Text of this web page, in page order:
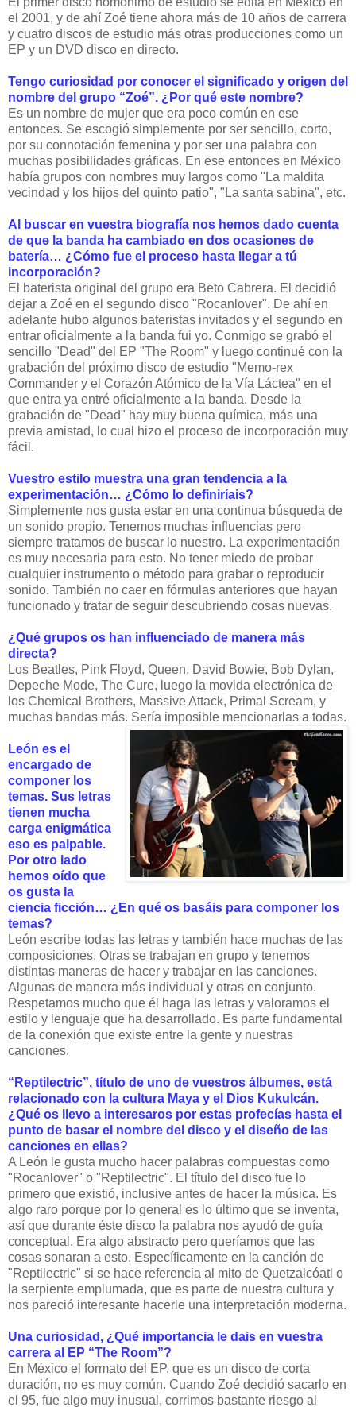
el 2001, y de ahí Zoé tiene ahora más de 10 años de carrera
y cuatro discos de estudio más otras producciones como un
EP y un DVD disco en directo.
Tengo curiosidad por conocer el significado y origen del
nombre del grupo “Zoé”. ¿Por qué este nombre?
Es un nombre de mujer que era poco común en ese
entonces. Se escogió simplemente por ser sencillo, corto,
por su connotación femenina y por ser una palabra con
muchas posibilidades gráficas. En ese entonces en México
había grupos con nombres muy largos como "La maldita
vecindad y los hijos del quinto patio", "La santa sabina", etc.
Al buscar en vuestra biografía nos hemos dado cuenta
de que la banda ha cambiado en dos ocasiones de
batería… ¿Cómo fue el proceso hasta llegar a tú
incorporación?
El baterista original del grupo era Beto Cabrera. El decidió
dejar a Zoé en el segundo disco "Rocanlover". De ahí en
adelante hubo algunos bateristas invitados y el segundo en
entrar oficialmente a la banda fui yo. Conmigo se grabó el
sencillo "Dead" del EP "The Room" y luego continué con la
grabación del próximo disco de estudio "Memo-rex
Commander y el Corazón Atómico de la Vía Láctea" en el
que entra ya entré oficialmente a la banda. Desde la
grabación de "Dead" hay muy buena química, más una
previa amistad, lo cual hizo el proceso de incorporación muy
fácil.
Vuestro estilo muestra una gran tendencia a la
experimentación… ¿Cómo lo definiríais?
Simplemente nos gusta estar en una continua búsqueda de
un sonido propio. Tenemos muchas influencias pero
siempre tratamos de buscar lo nuestro. La experimentación
es muy necesaria para esto. No tener miedo de probar
cualquier instrumento o método para grabar o reproducir
sonido. También no caer en fórmulas anteriores que hayan
funcionado y tratar de seguir descubriendo cosas nuevas.
¿Qué grupos os han influenciado de manera más
directa?
Los Beatles, Pink Floyd, Queen, David Bowie, Bob Dylan,
Depeche Mode, The Cure, luego la movida electrónica de
los Chemical Brothers, Massive Attack, Primal Scream, y
muchas bandas más. Sería imposible mencionarlas a todas.
León es el
encargado de
componer los
temas. Sus letras
tienen mucha
carga enigmática
eso es palpable.
Por otro lado
hemos oído que
os gusta la
ciencia ficción… ¿En qué os basáis para componer los
temas?
León escribe todas las letras y también hace muchas de las
composiciones. Otras se trabajan en grupo y tenemos
distintas maneras de hacer y trabajar en las canciones.
Algunas de manera más individual y otras en conjunto.
Respetamos mucho que él haga las letras y valoramos el
estilo y lenguaje que ha desarrollado. Es parte fundamental
de la conexión que existe entre la gente y nuestras
canciones.
“Reptilectric”, título de uno de vuestros álbumes, está
relacionado con la cultura Maya y el Dios Kukulcán.
¿Qué os llevo a interesaros por estas profecías hasta el
punto de basar el nombre del disco y el diseño de las
canciones en ellas?
A León le gusta mucho hacer palabras compuestas como
"Rocanlover" o "Reptilectric". El título del disco fue lo
primero que existió, inclusive antes de hacer la música. Es
algo raro porque por lo general es lo último que se inventa,
así que durante éste disco la palabra nos ayudó de guía
conceptual. Era algo abstracto pero queríamos que las
cosas sonaran a esto. Específicamente en la canción de
"Reptilectric" si se hace referencia al mito de Quetzalcóatl o
la serpiente emplumada, que es parte de nuestra cultura y
nos pareció interesante hacerle una interpretación moderna.
Una curiosidad, ¿Qué importancia le dais en vuestra
carrera al EP “The Room”?
En México el formato del EP, que es un disco de corta
duración, no es muy común. Cuando Zoé decidió sacarlo en
el 95, fue algo muy inusual, corrimos bastante riesgo al